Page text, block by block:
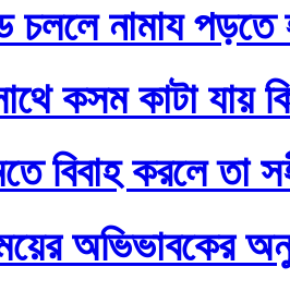
চললে নামায পড়তে
কসম কাটা যায়
বিবাহ করলে তা
অভিভাবকের